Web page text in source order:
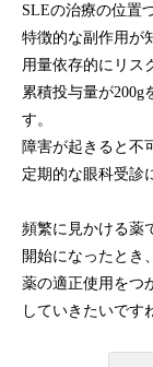
SLEの治療の位置
特徴的な副作用が
用量依存的にリス
累積投与量が200g
す。
障害が起きると不
定期的な眼科受診
頻繁に見かける薬
開始になったとき
薬の適正使用をつ
していきたいです